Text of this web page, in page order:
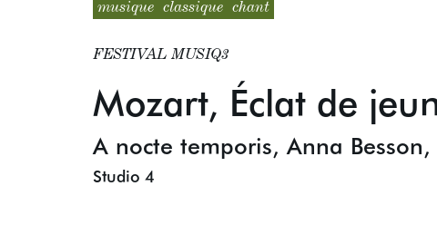
musique classique chant
Mozart, Éclat de
A nocte temporis, Anna
FESTIVAL MUSIQ3
Studio 4